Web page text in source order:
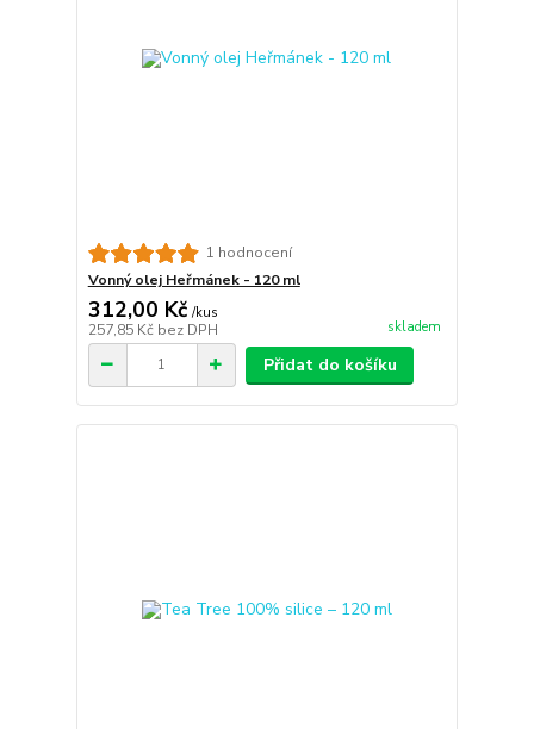
1 hodnocení
Vonný olej Heřmánek - 120 ml
312,00 Kč /kus
257,85 Kč bez DPH skladem
Přidat do košíku